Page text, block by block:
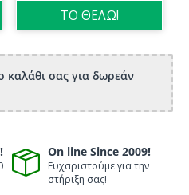
ΤΟ ΘΕΛΩ!
καλάθι σας για δωρεάν
On line Since 2009!
Ευχαριστούμε για την
στήριξη σας!